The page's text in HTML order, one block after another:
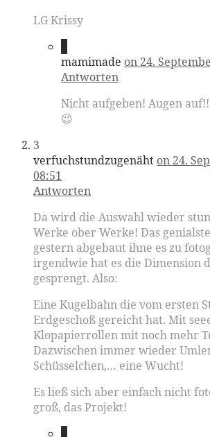
LG Krissy
mamimade on 24.
Antworten
Nicht aufgeben! Augen auf!!
😉
3
verfuchstundzugenäht on 24.
08:51
Antworten
Da wird die Auswahl wieder
Werke ober Werke! Das
gestern abgebaut ihne es zu
irgendwie hat es die Dimension
gesprengt. Also:
Eine Kugelbahn die vom ersten
Erdgeschoß gereicht hat. Mit
Klopapierrollen mit noch mehr
Dazwischen immer wieder
Schüsselchen,… eine Wucht!
Es ließ sich aber einfach nicht
groß, das Projekt!